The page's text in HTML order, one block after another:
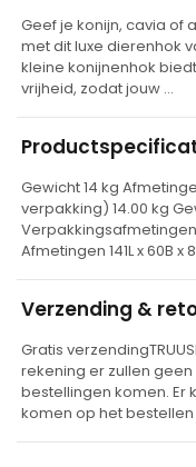
t
e
r
a
t
v
e
Geef je konijn, cavia of
met dit luxe dierenhok
kleine konijnenhok
vrijheid, zodat jouw …
Gewicht 14 kg
verpakking) 14.00 kg
Verpakkingsafmetingen
Afmetingen 141L x 60B x
Verzending &
Gratis
rekening er zullen
bestellingen komen. Er
komen op het